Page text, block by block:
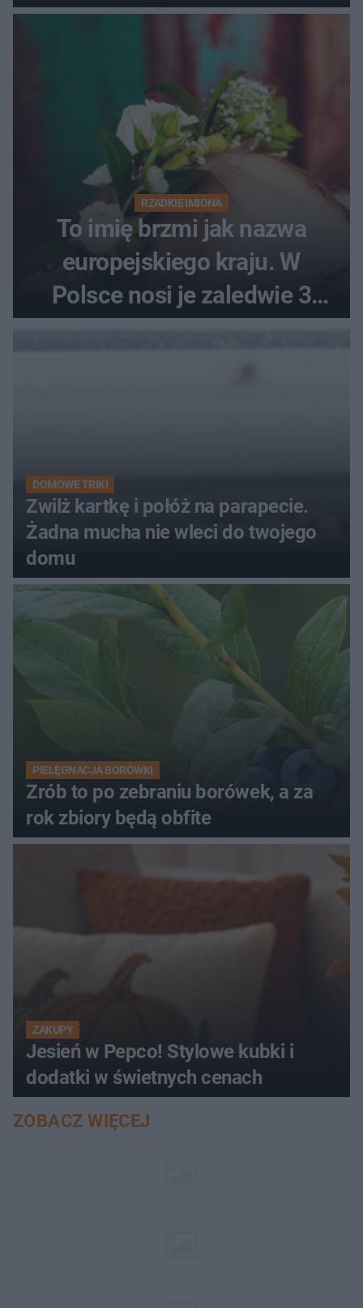
RZADKIE IMIONA
To imię brzmi jak nazwa
europejskiego kraju. W
Polsce nosi je zaledwie 3
DOMOWE TRIKI
Zwilż kartkę i połóż na parapecie.
Żadna mucha nie wleci do twojego
domu
PIELĘGNACJA BORÓWKI
Zrób to po zebraniu borówek, a za
rok zbiory będą obfite
ZAKUPY
Jesień w Pepco! Stylowe kubki i
dodatki w świetnych cenach
ZOBACZ WIĘCEJ